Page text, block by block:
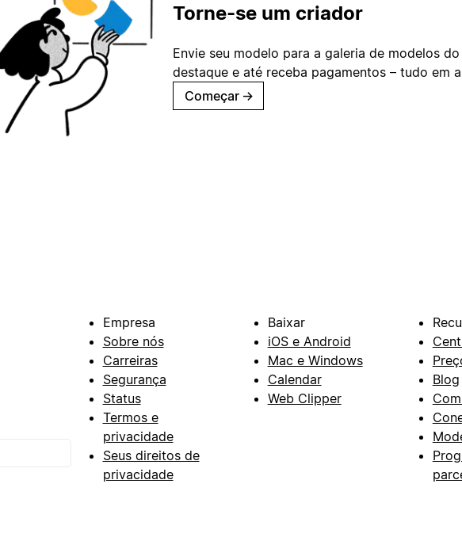
Torne-se um criador
Envie seu modelo para a galeria de modelos
destaque e até receba pagamentos – tudo em
Começar →
Empresa
Sobre nós
Carreiras
Segurança
Status
Termos e
privacidade
Seus direitos de
privacidade
Baixar
iOS e Android
Mac e Windows
Calendar
Web Clipper
Blog